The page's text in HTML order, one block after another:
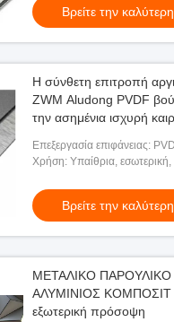
Βρείτε την
Η σύνθετη επιτροπή
ZWM Aludong PVDF
την ασημένια ισχυρή
Επεξεργασία επιφάνειας:
ντύνεται, PE που ντύνεται,
Χρήση: Υπαίθρια,
εσωτερικός, τοίχος κουρτινών
εξωτερικήΒρείτε την
ΜΕΤΑΛΙΚΟ ΠΑΡΟΥΛΙΚΟ
ΑΛΥΜΙΝΙΟΣ ΚΟΜΠΟΣΙΤ
εξωτερική πρόσοψη